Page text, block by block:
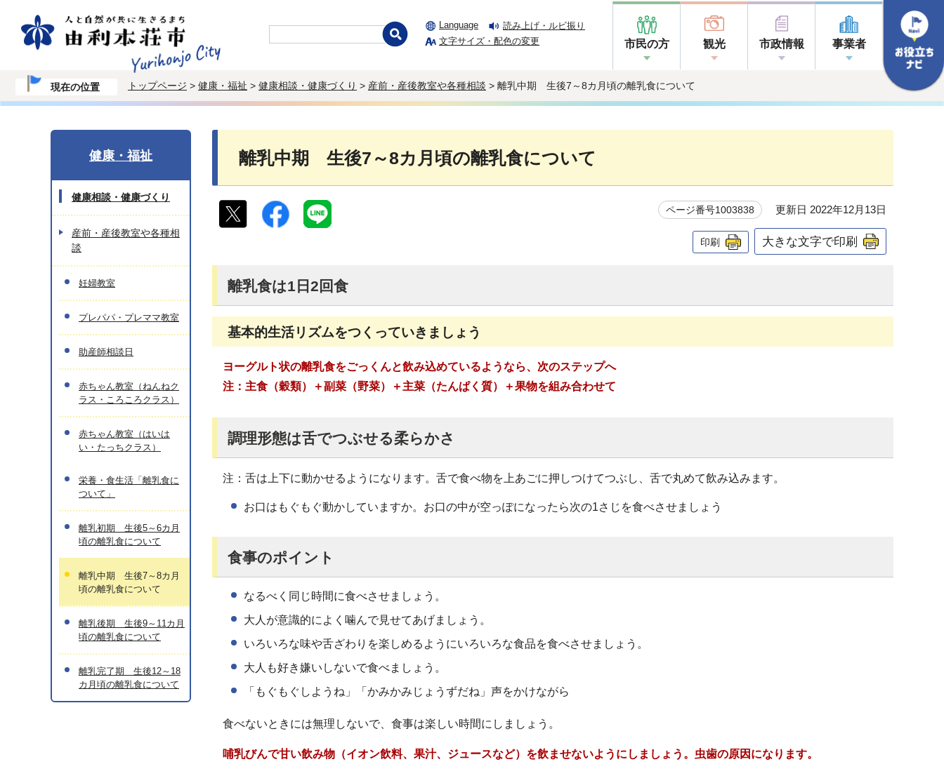
Language
読み上げ・ルビ振り
文字サイズ・配色の変更
市民の方 観光 市政情報 事業者
現在の位置 トップページ > 健康・福祉 > 健康相談・健康づくり > 産前・産後教室や各種相談 > 離乳中期 生後7～8カ月頃の離乳食について
離乳中期 生後7～8カ月頃の離乳食について
ページ番号1003838 更新日 2022年12月13日
印刷 大きな文字で印刷
離乳食は1日2回食
基本的生活リズムをつくっていきましょう
ヨーグルト状の離乳食をごっくんと飲み込めているようなら、次のステップへ
注：主食（穀類）＋副菜（野菜）＋主菜（たんぱく質）＋果物を組み合わせて
調理形態は舌でつぶせる柔らかさ
注：舌は上下に動かせるようになります。舌で食べ物を上あごに押しつけてつぶし、舌で丸めて飲み込みます。
お口はもぐもぐ動かしていますか。お口の中が空っぽになったら次の1さじを食べさせましょう
食事のポイント
なるべく同じ時間に食べさせましょう。
大人が意識的によく噛んで見せてあげましょう。
いろいろな味や舌ざわりを楽しめるようにいろいろな食品を食べさせましょう。
大人も好き嫌いしないで食べましょう。
「もぐもぐしようね」「かみかみじょうずだね」声をかけながら
食べないときには無理しないで、食事は楽しい時間にしましょう。
哺乳びんで甘い飲み物（イオン飲料、果汁、ジュースなど）を飲ませないようにしましょう。虫歯の原因になります。
健康・福祉
健康相談・健康づくり
産前・産後教室や各種相
談
妊婦教室
プレパパ・プレママ教室
助産師相談日
赤ちゃん教室（ねんねク
ラス・ころころクラス）
赤ちゃん教室（はいは
い・たっちクラス）
栄養・食生活「離乳食に
ついて」
離乳初期 生後5～6カ月
頃の離乳食について
離乳中期 生後7～8カ月
頃の離乳食について
離乳後期 生後9～11カ月
頃の離乳食について
離乳完了期 生後12～18
カ月頃の離乳食について